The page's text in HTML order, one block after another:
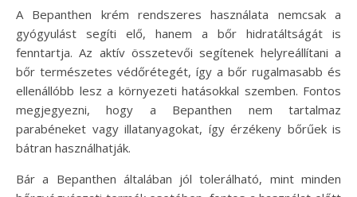
A Bepanthen krém rendszeres használata nemcsak a
gyógyulást segíti elő, hanem a bőr hidratáltságát is
fenntartja. Az aktív összetevői segítenek helyreállítani a
bőr természetes védőrétegét, így a bőr rugalmasabb és
ellenállóbb lesz a környezeti hatásokkal szemben. Fontos
megjegyezni, hogy a Bepanthen nem tartalmaz
parabéneket vagy illatanyagokat, így érzékeny bőrűek is
bátran használhatják.
Bár a Bepanthen általában jól tolerálható, mint minden